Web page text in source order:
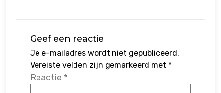
Geef een reactie
Je e-mailadres wordt niet gepubliceerd.
Vereiste velden zijn gemarkeerd met *
Reactie *